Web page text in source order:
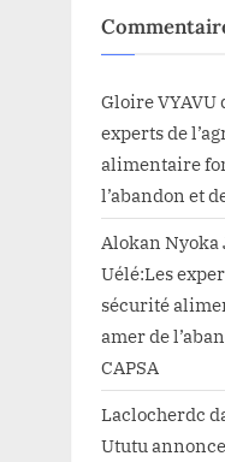
Gloire VYAVU
experts de
alimentaire
l’abandon et
Alokan Nyoka
Uélé:Les
sécurité
amer de
CAPSA
Laclocherdc
Ututu